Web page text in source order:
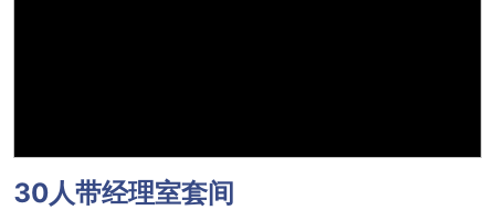
30人带经理室套间